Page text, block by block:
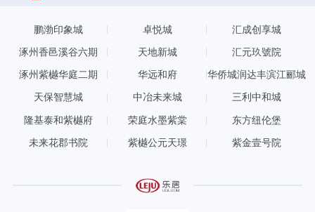
鹏渤印象城 卓悦城 汇成创享城
涿州香邑溪谷六期 天地新城 汇元玖號院
涿州紫樾华庭二期 华远和府 华侨城润达丰滨江郦城
天保智慧城 中冶未来城 三利中和城
隆基泰和紫樾府 荣庭水墨紫棠 东方纽伦堡
未来花郡书院 紫樾公元天璟 紫金壹号院